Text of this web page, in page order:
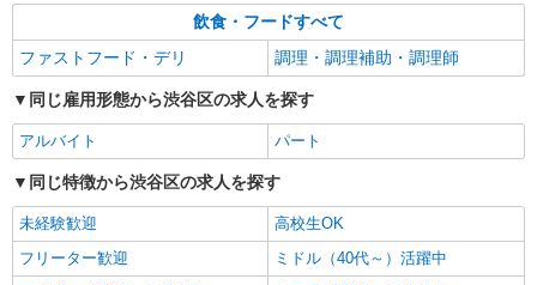
飲食・フードすべて
ファストフード・デリ
調理・調理補助・調理師
同じ雇用形態から渋谷区の求人を探す
アルバイト パート
同じ特徴から渋谷区の求人を探す
未経験歓迎
高校生OK
フリーター歓迎
ミドル（40代～）活躍中